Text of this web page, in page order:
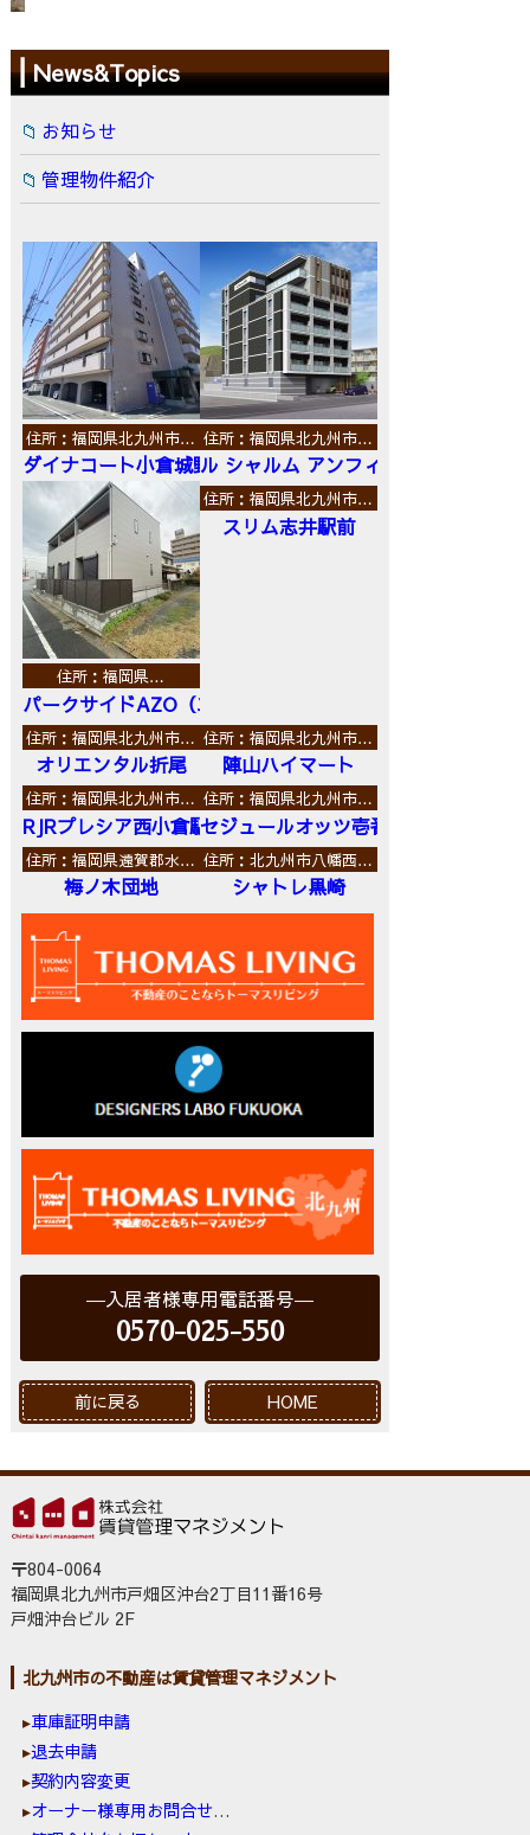
News&Topics
お知らせ
管理物件紹介
住所：福岡県北九州市…
ダイナコート小倉城野
住所：福岡県北九州市…
ル シャルム アンフィニ
住所：福岡県…
パークサイドAZO（エーゼットオー）
住所：福岡県北九州市…
スリム志井駅前
住所：福岡県北九州市…
オリエンタル折尾
住所：福岡県北九州市…
陣山ハイマート
住所：福岡県北九州市…
RJRプレシア西小倉駅前
住所：福岡県北九州市…
セジュールオッツ壱番館
住所：福岡県遠賀郡水…
梅ノ木団地
住所：北九州市八幡西…
シャトレ黒崎
入居者様専用電話番号
0570-025-550
前に戻る HOME
〒804-0064
福岡県北九州市戸畑区沖台2丁目11番16号
戸畑沖台ビル 2F
北九州市の不動産は賃貸管理マネジメント
車庫証明申請
退去申請
契約内容変更
オーナー様専用お問合せ窓口